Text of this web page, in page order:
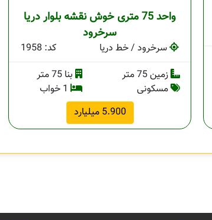
واحد 75 متری خوش نقشه بلوار دریا
سرخرود
سرخرود / خط دریا
کد: 1958
زمین 75 متر
بنا 75 متر
مسکونی
5.900 میلیارد